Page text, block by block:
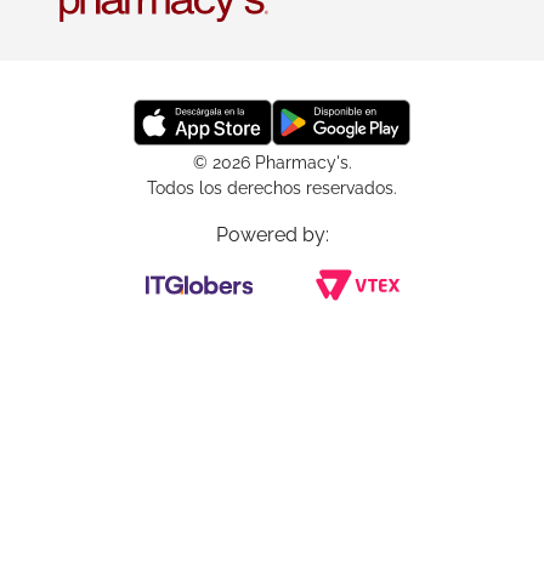
© 2026 Pharmacy's.
Todos los derechos reservados.
Powered by: